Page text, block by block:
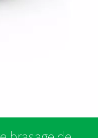
Il est beaucoup plus